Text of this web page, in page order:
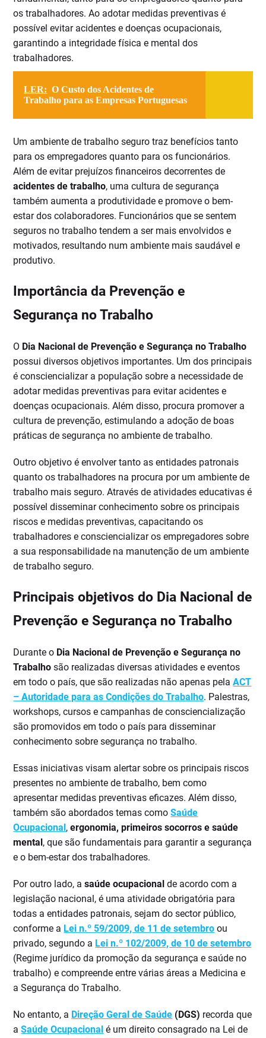
os trabalhadores. Ao adotar medidas preventivas é
possível evitar acidentes e doenças ocupacionais,
garantindo a integridade física e mental dos
trabalhadores.
LER: O Custo dos Acidentes de
Trabalho para as Empresas Portuguesas
Um ambiente de trabalho seguro traz benefícios tanto
para os empregadores quanto para os funcionários.
Além de evitar prejuízos financeiros decorrentes de
acidentes de trabalho, uma cultura de segurança
também aumenta a produtividade e promove o bem-
estar dos colaboradores. Funcionários que se sentem
seguros no trabalho tendem a ser mais envolvidos e
motivados, resultando num ambiente mais saudável e
produtivo.
Importância da Prevenção e
Segurança no Trabalho
O Dia Nacional de Prevenção e Segurança no Trabalho
possui diversos objetivos importantes. Um dos principais
é consciencializar a população sobre a necessidade de
adotar medidas preventivas para evitar acidentes e
doenças ocupacionais. Além disso, procura promover a
cultura de prevenção, estimulando a adoção de boas
práticas de segurança no ambiente de trabalho.
Outro objetivo é envolver tanto as entidades patronais
quanto os trabalhadores na procura por um ambiente de
trabalho mais seguro. Através de atividades educativas é
possível disseminar conhecimento sobre os principais
riscos e medidas preventivas, capacitando os
trabalhadores e consciencializar os empregadores sobre
a sua responsabilidade na manutenção de um ambiente
de trabalho seguro.
Principais objetivos do Dia Nacional de
Prevenção e Segurança no Trabalho
Durante o Dia Nacional de Prevenção e Segurança no
Trabalho são realizadas diversas atividades e eventos
em todo o país, que são realizadas não apenas pelaACT
– Autoridade para as Condições do Trabalho. Palestras,
workshops, cursos e campanhas de consciencialização
são promovidos em todo o país para disseminar
conhecimento sobre segurança no trabalho.
Essas iniciativas visam alertar sobre os principais riscos
presentes no ambiente de trabalho, bem como
apresentar medidas preventivas eficazes. Além disso,
também são abordados temas comoSaúde
Ocupacional,ergonomia, primeiros socorros e saúde
mental, que são fundamentais para garantir a segurança
e o bem-estar dos trabalhadores.
Por outro lado, asaúde ocupacional de acordo com a
legislação nacional, é uma atividade obrigatória para
todas a entidades patronais, sejam do sector público,
conforme a Lei n.º 59/2009, de 11 de setembro ou
privado, segundo a Lei n.º 102/2009, de 10 de setembro
(Regime jurídico da promoção da segurança e saúde no
trabalho) e compreende entre várias áreas a Medicina e
a Segurança do Trabalho.
No entanto, a Direção Geral de Saúde (DGS) recorda que
aSaúde Ocupacional é um direito consagrado na Lei de